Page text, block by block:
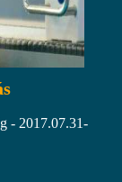
- 2017.07.31-